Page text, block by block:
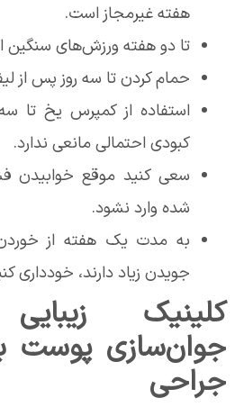
هفته غیرمجاز است.
تا دو هفته ورزش‌های سنگین
حمام کردن تا سه روز پس از
استفاده از کمپرس یخ تا سه
کبودی احتمالی مانعی ندارد.
سعی کنید موقع خوابیدن
شده وارد نشود.
به مدت یک هفته از خوردن
جویدن زیاد دارند، خودداری
کلینیک
جوان‌سازی پوست
جراحی